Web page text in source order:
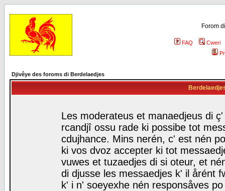
Forom
FAQ
Cweri
Djivêye des foroms di Berdelaedjes
Les moderateus et manaedjeus di
rcandjî ossu rade ki possibe tot
cdujhance. Mins nerén, c' est nén
ki vos dvoz accepter ki tot
vuwes et tuzaedjes di si oteur, et
di djusse les messaedjes k' il årént
k' i n' soeyexhe nén responsåves